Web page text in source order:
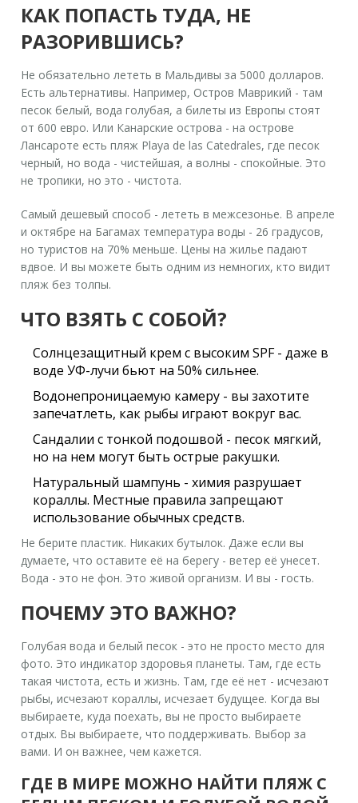
КАК ПОПАСТЬ ТУДА, НЕ
РАЗОРИВШИСЬ?
Не обязательно лететь в Мальдивы за 5000 долларов.
Есть альтернативы. Например, Остров Маврикий - там
песок белый, вода голубая, а билеты из Европы стоят
от 600 евро. Или Канарские острова - на острове
Лансароте есть пляж Playa de las Catedrales, где песок
черный, но вода - чистейшая, а волны - спокойные. Это
не тропики, но это - чистота.
Самый дешевый способ - лететь в межсезонье. В апреле
и октябре на Багамах температура воды - 26 градусов,
но туристов на 70% меньше. Цены на жилье падают
вдвое. И вы можете быть одним из немногих, кто видит
пляж без толпы.
ЧТО ВЗЯТЬ С СОБОЙ?
Солнцезащитный крем с высоким SPF - даже в
воде УФ-лучи бьют на 50% сильнее.
Водонепроницаемую камеру - вы захотите
запечатлеть, как рыбы играют вокруг вас.
Сандалии с тонкой подошвой - песок мягкий,
но на нем могут быть острые ракушки.
Натуральный шампунь - химия разрушает
кораллы. Местные правила запрещают
использование обычных средств.
Не берите пластик. Никаких бутылок. Даже если вы
думаете, что оставите её на берегу - ветер её унесет.
Вода - это не фон. Это живой организм. И вы - гость.
ПОЧЕМУ ЭТО ВАЖНО?
Голубая вода и белый песок - это не просто место для
фото. Это индикатор здоровья планеты. Там, где есть
такая чистота, есть и жизнь. Там, где её нет - исчезают
рыбы, исчезают кораллы, исчезает будущее. Когда вы
выбираете, куда поехать, вы не просто выбираете
отдых. Вы выбираете, что поддерживать. Выбор за
вами. И он важнее, чем кажется.
ГДЕ В МИРЕ МОЖНО НАЙТИ ПЛЯЖ С